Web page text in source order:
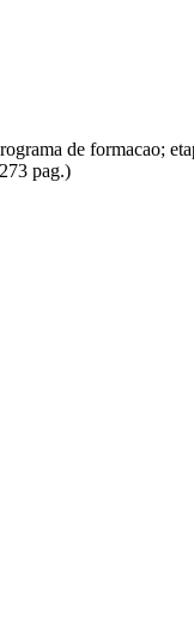
de formacao;
pag.)